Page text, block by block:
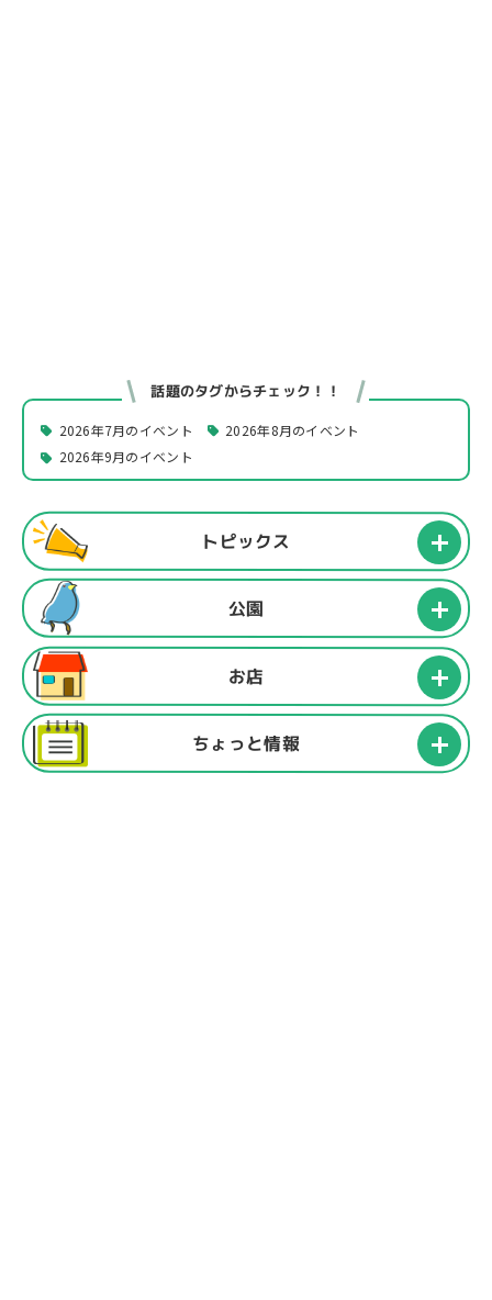
話題のタグからチェック！！
2026年7月のイベント
2026年8月のイベント
2026年9月のイベント
トピックス
公園
お店
ちょっと情報